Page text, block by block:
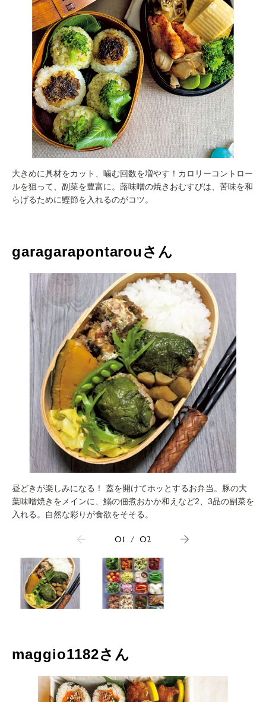
大きめに具材をカット、噛む回数を増やす！カロリーコントロー
ルを狙って、副菜を豊富に。蕗味噌の焼きおむすびは、苦味を和
らげるために鰹節を入れるのがコツ。
garagarapontarouさん
昼どきが楽しみになる！ 蓋を開けてホッとするお弁当。豚の大
葉味噌焼きをメインに、鰯の佃煮おかか和えなど2、3品の副菜を
入れる。自然な彩りが食欲をそそる。
01 / 02
maggio1182さん